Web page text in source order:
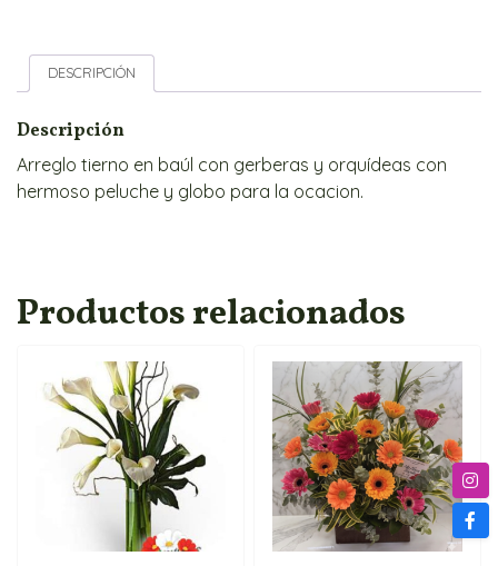
DESCRIPCIÓN
Descripción
Arreglo tierno en baúl con gerberas y orquídeas con
hermoso peluche y globo para la ocacion.
Productos relacionados